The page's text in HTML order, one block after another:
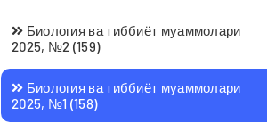
Биология ва тиббиёт муаммолари
2025, №2 (159)
Биология ва тиббиёт муаммолари
2025, №1 (158)